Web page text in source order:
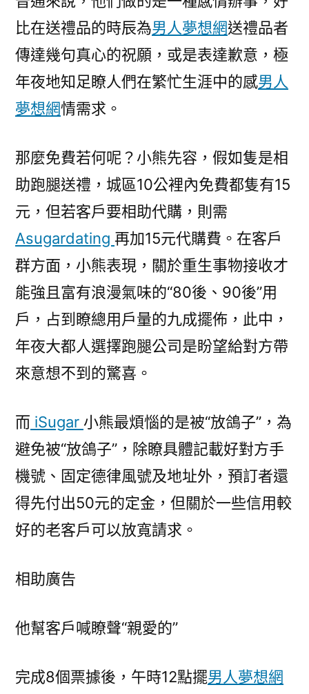
比在送禮品的時辰為男人夢想網送禮品者
傳達幾句真心的祝願，或是表達歉意，極
年夜地知足瞭人們在繁忙生涯中的感男人
夢想網情需求。
那麼免費若何呢？小熊先容，假如隻是相
助跑腿送禮，城區10公裡內免費都隻有15
元，但若客戶要相助代購，則需
Asugardating 再加15元代購費。在客戶
群方面，小熊表現，關於重生事物接收才
能強且富有浪漫氣味的“80後、90後”用
戶，占到瞭總用戶量的九成擺佈，此中，
年夜大都人選擇跑腿公司是盼望給對方帶
來意想不到的驚喜。
而 iSugar 小熊最煩惱的是被“放鴿子”，為
避免被“放鴿子”，除瞭具體記載好對方手
機號、固定德律風號及地址外，預訂者還
得先付出50元的定金，但關於一些信用較
好的老客戶可以放寬請求。
相助廣告
他幫客戶喊瞭聲“親愛的”
完成8個票據後，午時12點擺男人夢想網